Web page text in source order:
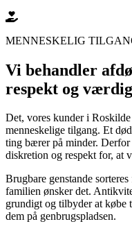
MENNESKELIG
Vi behandler
respekt og
Det, vores kunder i
menneskelige tilgang. Et
ting bærer på minder.
diskretion og respekt for, at
Brugbare genstande
familien ønsker det.
grundigt og tilbyder at købe
dem på genbrugspladsen.